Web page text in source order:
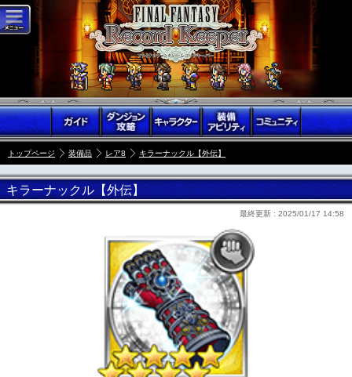
トップページ 装備品 レア8 キラーナックル【外伝】
キラーナックル【外伝】
最終更新 : 2025/01/17 14:58